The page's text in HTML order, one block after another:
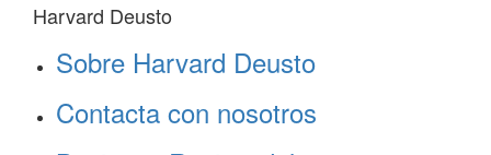
Harvard Deusto
Sobre Harvard Deusto
Contacta con nosotros